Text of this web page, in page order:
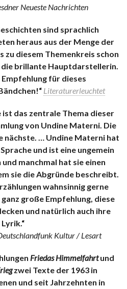
Neueste Nachrichten
sind sprachlich
heraus aus der Menge der
zu diesem Themenkreis schon
die brillante Hauptdarstellerin.
für dieses
Literaturerleuchtet
das zentrale Thema dieser
von Undine Materni. Die
nächste. … Undine Materni hat
und ist eine ungemein
manchmal hat sie einen
sie die Abgründe beschreibt.
wahnsinnig gerne
große Empfehlung, diese
und natürlich auch ihre
Lyrik.“
Kultur / Lesart
Friedas Himmelfahrtund
zwei Texte der 1963 in
und seit Jahrzehnten in